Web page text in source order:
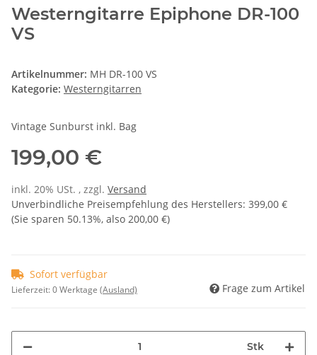
Westerngitarre Epiphone DR-100
VS
Artikelnummer: MH DR-100 VS
Kategorie: Westerngitarren
Vintage Sunburst inkl. Bag
199,00 €
inkl. 20% USt. , zzgl. Versand
Unverbindliche Preisempfehlung des Herstellers: 399,00 €
(Sie sparen 50.13%, also 200,00 €)
Sofort verfügbar
Lieferzeit:0 Werktage (Ausland) Frage zum Artikel
Stk